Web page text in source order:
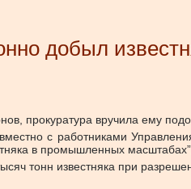
добыл
прокуратура вручила ему
с работниками
в промышленных
тонн известняка при